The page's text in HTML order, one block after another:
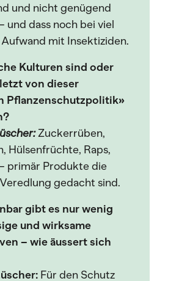
und nicht genügend
und dass noch bei viel
mit Insektiziden.
Kulturen sind oder
von dieser
Pflanzenschutzpolitik»
Zuckerrüben,
Hülsenfrüchte, Raps,
primär Produkte die
gedacht sind.
gibt es nur wenig
und wirksame
– wie äussert sich
Für den Schutz